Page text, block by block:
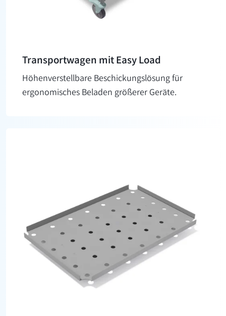
Transport­wagen mit Easy Load
Höhenverstellbare Beschickungslösung für
ergonomisches Beladen größerer Geräte.